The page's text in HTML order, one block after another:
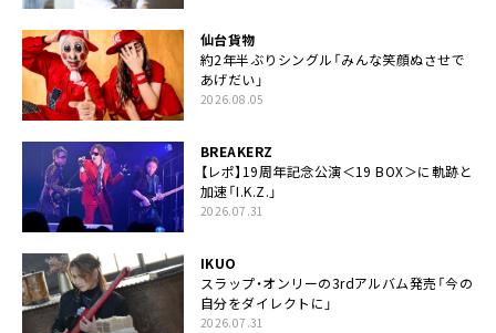
仙台貨物
約2年半ぶりシングル「みんな笑顔ぬさせで
あげだい」
2026.08.05
BREAKERZ
【レポ】19周年記念公演＜19 BOX＞に軌跡と
加速「I.K.Z.」
2026.07.31
IKUO
スラップ・オンリーの3rdアルバム発売「今の
自分をダイレクトに」
2026.07.31